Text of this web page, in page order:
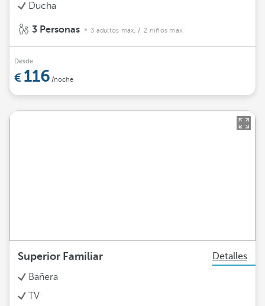
Ducha
3 Personas 3 adultos máx. / 2 niños máx.
Desde
116 /noche
Superior Familiar
Detalles
Bañera
TV